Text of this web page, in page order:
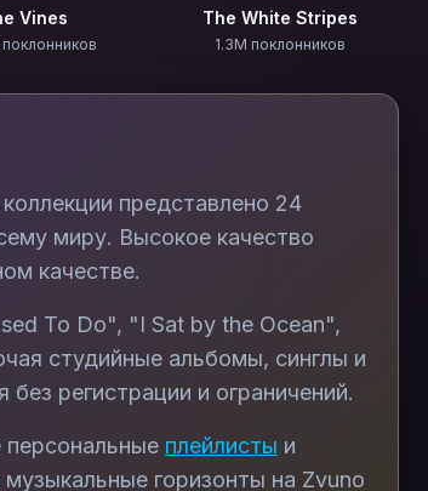
Vines The White Stripes
1.3M поклонников
представлено 24
миру. Высокое качество
качестве.
To Do", "I Sat by the Ocean",
студийные альбомы, синглы и
регистрации и ограничений.
персональные плейлисты и
горизонты на Zvuno